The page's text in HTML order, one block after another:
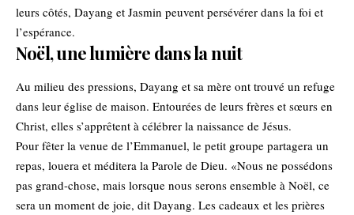
leurs côtés, Dayang et Jasmin peuvent persévérer dans la foi et
l’espérance.
Noël, une lumière dans la nuit
Au milieu des pressions, Dayang et sa mère ont trouvé un refuge
dans leur église de maison. Entourées de leurs frères et sœurs en
Christ, elles s’apprêtent à célébrer la naissance de Jésus.
Pour fêter la venue de l’Emmanuel, le petit groupe partagera un
repas, louera et méditera la Parole de Dieu. «Nous ne possédons
pas grand-chose, mais lorsque nous serons ensemble à Noël, ce
sera un moment de joie, dit Dayang. Les cadeaux et les prières